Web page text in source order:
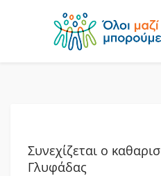
Συνεχίζεται ο
Γλυφάδας